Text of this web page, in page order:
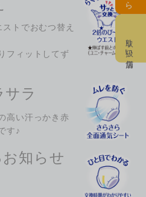
取り扱い店舗
トでおむつ替え
フィットしてず
ラ
高い汗っかき赤
す♪
知らせ